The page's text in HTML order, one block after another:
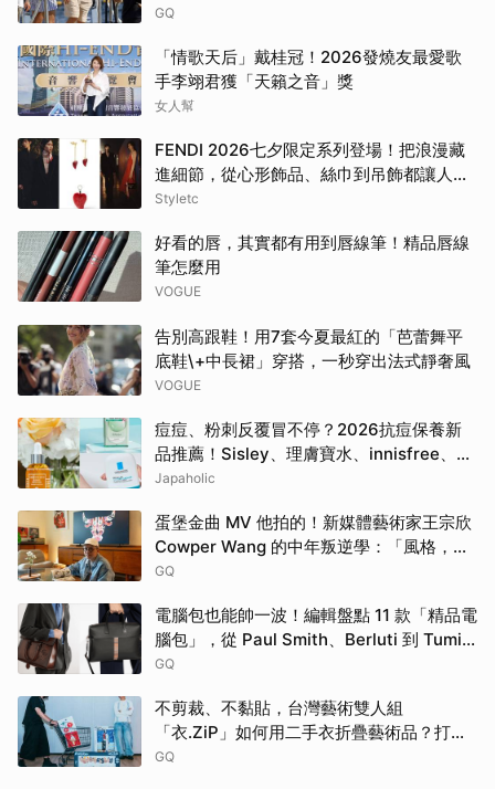
大展慵懶高級感！
GQ
「情歌天后」戴桂冠！2026發燒友最愛歌
手李翊君獲「天籟之音」獎
女人幫
FENDI 2026七夕限定系列登場！把浪漫藏
進細節，從心形飾品、絲巾到吊飾都讓人一
眼心動
Styletc
好看的唇，其實都有用到唇線筆！精品唇線
筆怎麼用
VOGUE
告別高跟鞋！用7套今夏最紅的「芭蕾舞平
底鞋\+中長裙」穿搭，一秒穿出法式靜奢風
VOGUE
痘痘、粉刺反覆冒不停？2026抗痘保養新
品推薦！Sisley、理膚寶水、innisfree、
Bifesta 4大爆款一次看
Japaholic
蛋堡金曲 MV 他拍的！新媒體藝術家王宗欣
Cowper Wang 的中年叛逆學：「風格，是
選擇要留下什麼。」
GQ
電腦包也能帥一波！編輯盤點 11 款「精品電
腦包」，從 Paul Smith、Berluti 到 Tumi
包款通通有！
GQ
不剪裁、不黏貼，台灣藝術雙人組
「衣.ZiP」如何用二手衣折疊藝術品？打破
大眾對舊衣回收的想像
GQ